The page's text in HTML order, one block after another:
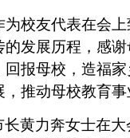
为校友代表在会
发展历程，感
报母校，造福
推动母校教育
黄力奔女士在